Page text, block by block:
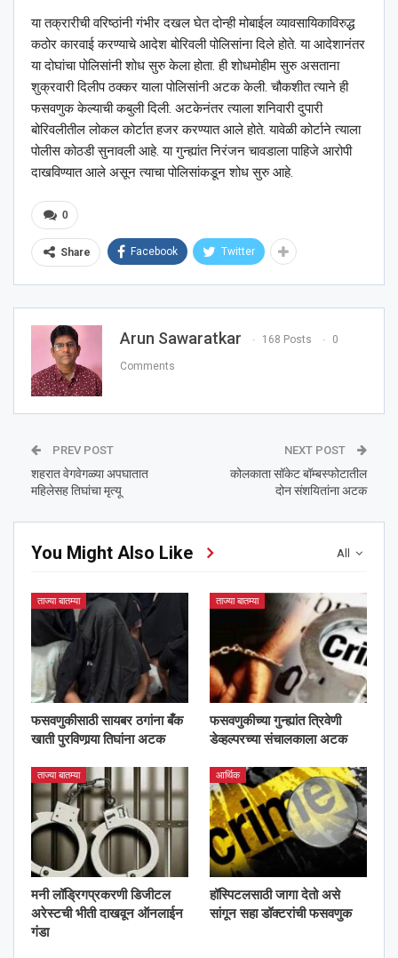
या तक्रारीची वरिष्ठांनी गंभीर दखल घेत दोन्ही मोबाईल व्यावसायिकाविरुद्ध
कठोर कारवाई करण्याचे आदेश बोरिवली पोलिसांना दिले होते. या आदेशानंतर
या दोघांचा पोलिसांनी शोध सुरु केला होता. ही शोधमोहीम सुरु असताना
शुक्रवारी दिलीप ठक्कर याला पोलिसांनी अटक केली. चौकशीत त्याने ही
फसवणुक केल्याची कबुली दिली. अटकेनंतर त्याला शनिवारी दुपारी
बोरिवलीतील लोकल कोर्टात हजर करण्यात आले होते. यावेळी कोर्टाने त्याला
पोलीस कोठडी सुनावली आहे. या गुन्ह्यांत निरंजन चावडाला पाहिजे आरोपी
दाखविण्यात आले असून त्याचा पोलिसांकडून शोध सुरु आहे.
0
Share Facebook Twitter
Arun Sawaratkar 168 Posts 0
Comments
PREV POST
शहरात वेगवेगळ्या अपघातात
महिलेसह तिघांचा मृत्यू
NEXT POST
कोलकाता सॉकेट बॉम्बस्फोटातील
दोन संशयितांना अटक
All
You Might Also Like
ताज्या बातम्या
फसवणुकीसाठी सायबर ठगांना बँक
खाती पुरविणार्‍या तिघांना अटक
ताज्या बातम्या
फसवणुकीच्या गुन्ह्यांत त्रिवेणी
डेव्हल्परच्या संचालकाला अटक
ताज्या बातम्या
मनी लॉड्रिगप्रकरणी डिजीटल
अरेस्टची भीती दाखवून ऑनलाईन
गंडा
आर्थिक
हॉस्पिटलसाठी जागा देतो असे
सांगून सहा डॉक्टरांची फसवणुक